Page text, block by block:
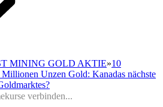
MINING GOLD AKTIE»10
Unzen Gold: Kanadas nächste
verbinden...